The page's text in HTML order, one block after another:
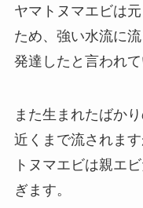
ヤマトヌマエビは
ため、強い水流に
発達したと言われて
また生まれたばか
近くまで流されま
トヌマエビは親エ
ぎます。